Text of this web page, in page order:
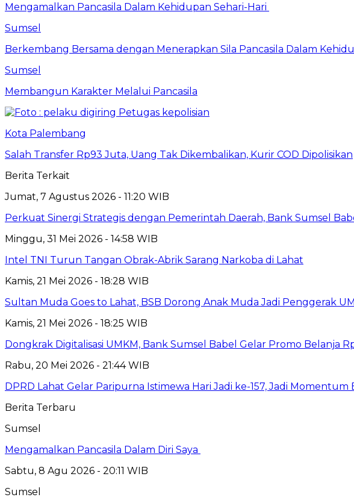
Mengamalkan Pancasila Dalam Kehidupan Sehari-Hari
Sumsel
Berkembang Bersama dengan Menerapkan Sila Pancasila Dalam
Sumsel
Membangun Karakter Melalui Pancasila
Kota Palembang
Salah Transfer Rp93 Juta, Uang Tak Dikembalikan, Kurir COD Dipolisikan
Berita Terkait
Jumat, 7 Agustus 2026 - 11:20 WIB
Perkuat Sinergi Strategis dengan Pemerintah Daerah, Bank Sumsel
Minggu, 31 Mei 2026 - 14:58 WIB
Intel TNI Turun Tangan Obrak-Abrik Sarang Narkoba di Lahat
Kamis, 21 Mei 2026 - 18:28 WIB
Sultan Muda Goes to Lahat, BSB Dorong Anak Muda Jadi Penggerak
Kamis, 21 Mei 2026 - 18:25 WIB
Dongkrak Digitalisasi UMKM, Bank Sumsel Babel Gelar Promo Belanja
Rabu, 20 Mei 2026 - 21:44 WIB
DPRD Lahat Gelar Paripurna Istimewa Hari Jadi ke-157, Jadi
Berita Terbaru
Sumsel
Mengamalkan Pancasila Dalam Diri Saya
Sabtu, 8 Agu 2026 - 20:11 WIB
Sumsel